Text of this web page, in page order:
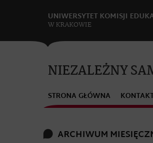
UNIWERSYTET KOMISJI
W KRAKOWIE
NIEZALEŻNY
STRONA GŁÓWNA
ARCHIWUM